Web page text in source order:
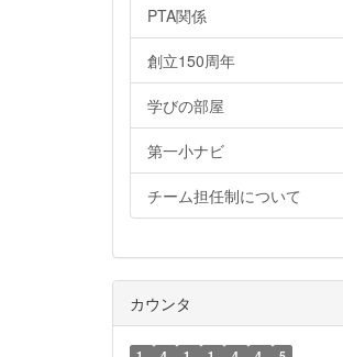
PTA関係
創立150周年
学びの部屋
第一小ナビ
チーム担任制について
カウンタ